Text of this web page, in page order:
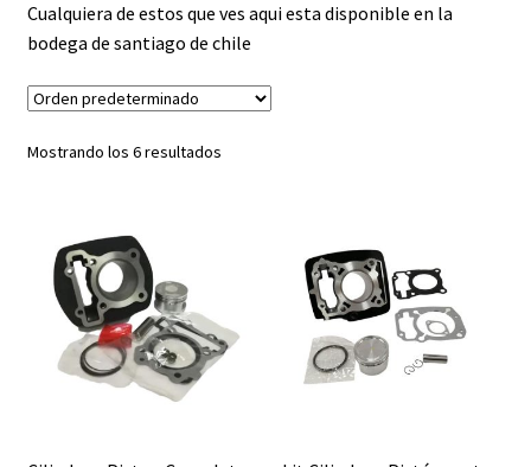
Tienda Física Motosyrepuestos
FAQ Preguntas Frecuentes
Cualquiera de estos que ves aqui esta disponible en la
bodega de santiago de chile
Mostrando los 6 resultados